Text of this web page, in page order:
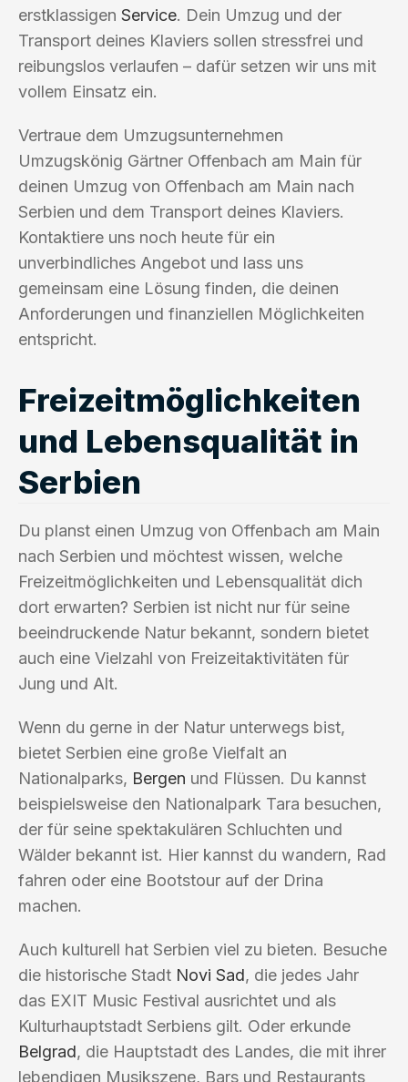
erstklassigen Service. Dein Umzug und der
Transport deines Klaviers sollen stressfrei und
reibungslos verlaufen – dafür setzen wir uns mit
vollem Einsatz ein.
Vertraue dem Umzugsunternehmen
Umzugskönig Gärtner Offenbach am Main für
deinen Umzug von Offenbach am Main nach
Serbien und dem Transport deines Klaviers.
Kontaktiere uns noch heute für ein
unverbindliches Angebot und lass uns
gemeinsam eine Lösung finden, die deinen
Anforderungen und finanziellen Möglichkeiten
entspricht.
Freizeitmöglichkeiten
und Lebensqualität in
Serbien
Du planst einen Umzug von Offenbach am Main
nach Serbien und möchtest wissen, welche
Freizeitmöglichkeiten und Lebensqualität dich
dort erwarten? Serbien ist nicht nur für seine
beeindruckende Natur bekannt, sondern bietet
auch eine Vielzahl von Freizeitaktivitäten für
Jung und Alt.
Wenn du gerne in der Natur unterwegs bist,
bietet Serbien eine große Vielfalt an
Nationalparks, Bergen und Flüssen. Du kannst
beispielsweise den Nationalpark Tara besuchen,
der für seine spektakulären Schluchten und
Wälder bekannt ist. Hier kannst du wandern, Rad
fahren oder eine Bootstour auf der Drina
machen.
Auch kulturell hat Serbien viel zu bieten. Besuche
die historische Stadt Novi Sad, die jedes Jahr
das EXIT Music Festival ausrichtet und als
Kulturhauptstadt Serbiens gilt. Oder erkunde
Belgrad, die Hauptstadt des Landes, die mit ihrer
lebendigen Musikszene, Bars und Restaurants